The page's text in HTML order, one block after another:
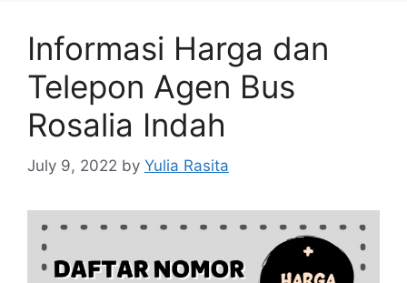
Informasi Harga dan
Telepon Agen Bus
Rosalia Indah
July 9, 2022 by Yulia Rasita